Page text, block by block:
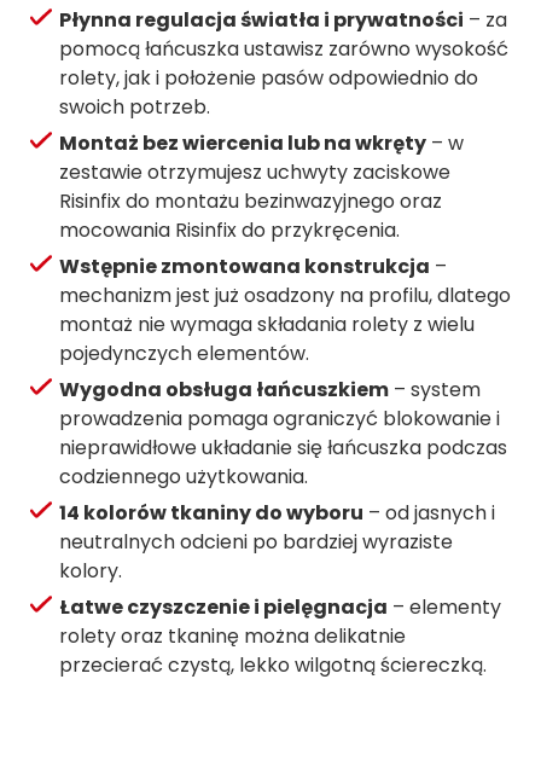
Płynna regulacja światła i prywatności – za
pomocą łańcuszka ustawisz zarówno wysokość
rolety, jak i położenie pasów odpowiednio do
swoich potrzeb.
Montaż bez wiercenia lub na wkręty – w
zestawie otrzymujesz uchwyty zaciskowe
Risinfix do montażu bezinwazyjnego oraz
mocowania Risinfix do przykręcenia.
Wstępnie zmontowana konstrukcja –
mechanizm jest już osadzony na profilu, dlatego
montaż nie wymaga składania rolety z wielu
pojedynczych elementów.
Wygodna obsługa łańcuszkiem – system
prowadzenia pomaga ograniczyć blokowanie i
nieprawidłowe układanie się łańcuszka podczas
codziennego użytkowania.
14 kolorów tkaniny do wyboru – od jasnych i
neutralnych odcieni po bardziej wyraziste
kolory.
Łatwe czyszczenie i pielęgnacja – elementy
rolety oraz tkaninę można delikatnie
przecierać czystą, lekko wilgotną ściereczką.